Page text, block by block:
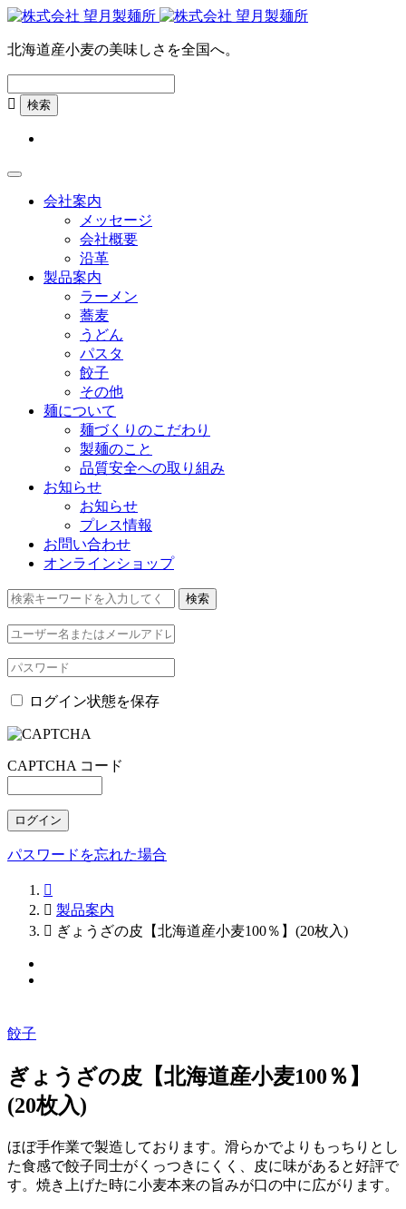
北海道産小麦の美味しさを全国へ。

会社案内
メッセージ
会社概要
沿革
製品案内
ラーメン
蕎麦
うどん
パスタ
餃子
その他
麺について
麺づくりのこだわり
製麺のこと
品質安全への取り組み
お知らせ
お知らせ
プレス情報
お問い合わせ
オンラインショップ
ログイン状態を保存
CAPTCHA コード
ログイン
パスワードを忘れた場合

 製品案内
 ぎょうざの皮【北海道産小麦100％】(20枚入)
餃子
ぎょうざの皮【北海道産小麦100％】
(20枚入)
ほぼ手作業で製造しております。滑らかでよりもっちりとし
た食感で餃子同士がくっつきにくく、皮に味があると好評で
す。焼き上げた時に小麦本来の旨みが口の中に広がります。